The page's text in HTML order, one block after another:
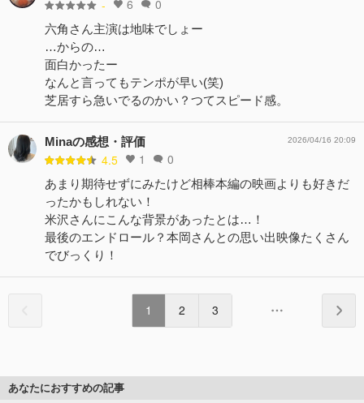
- 6 0
六角さん主演は地味でしょー
…からの…
面白かったー
なんと言ってもテンポが早い(笑)
芝居すら急いでるのかい？つてスピード感。
Minaの感想・評価
4.5 1 0
2026/04/16 20:09
あまり期待せずにみたけど相棒本編の映画よりも好きだ
ったかもしれない！
米沢さんにこんな背景があったとは…！
最後のエンドロール？本岡さんとの思い出映像たくさん
でびっくり！
1 2 3
あなたにおすすめの記事